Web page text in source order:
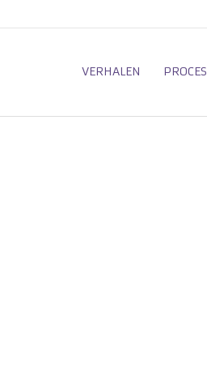
VERHALEN PROCES